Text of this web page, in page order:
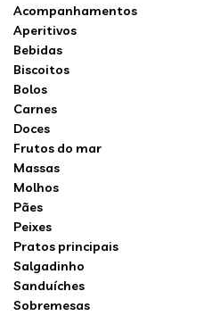
Acompanhamentos
Aperitivos
Bebidas
Biscoitos
Bolos
Carnes
Doces
Frutos do mar
Massas
Molhos
Pães
Peixes
Pratos principais
Salgadinho
Sanduíches
Sobremesas